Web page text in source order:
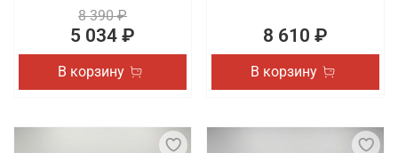
8 390 ₽
5 034 ₽
В корзину
8 610 ₽
В корзину